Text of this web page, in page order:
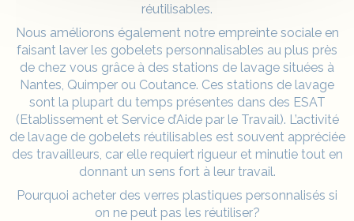
réutilisables.
Nous améliorons également notre empreinte sociale en
faisant laver les gobelets personnalisables au plus près
de chez vous grâce à des stations de lavage situées à
Nantes, Quimper ou Coutance. Ces stations de lavage
sont la plupart du temps présentes dans des ESAT
(Etablissement et Service d’Aide par le Travail). L’activité
de lavage de gobelets réutilisables est souvent appréciée
des travailleurs, car elle requiert rigueur et minutie tout en
donnant un sens fort à leur travail.
Pourquoi acheter des verres plastiques personnalisés si
on ne peut pas les réutiliser?